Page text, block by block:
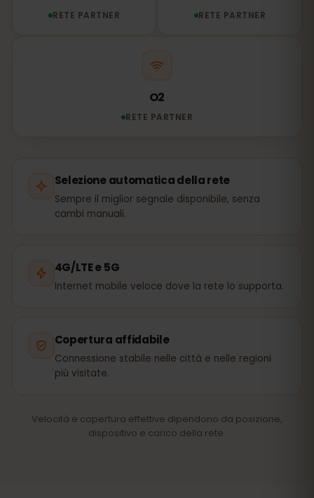
RETE PARTNER RETE PARTNER
O2
RETE PARTNER
Selezione automatica della rete
Sempre il miglior segnale disponibile, senza
cambi manuali.
4G/LTE e 5G
Internet mobile veloce dove la rete lo supporta.
Copertura affidabile
Connessione stabile nelle città e nelle regioni
più visitate.
Velocità e copertura effettive dipendono da posizione,
dispositivo e carico della rete.